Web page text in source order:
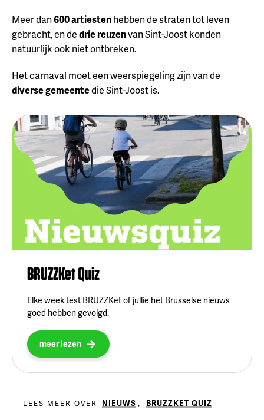
Meer dan600 artiestenhebben de straten tot leven
gebracht, en dedrie reuzenvan Sint-Joost konden
natuurlijk ook niet ontbreken.
Het carnaval moet een weerspiegeling zijn van de
diverse gemeentedie Sint-Joost is.
BRUZZKet Quiz
Elke week test BRUZZKet of jullie het Brusselse nieuws
goed hebben gevolgd.
meer lezen
LEES MEER OVER NIEUWS , BRUZZKET QUIZ